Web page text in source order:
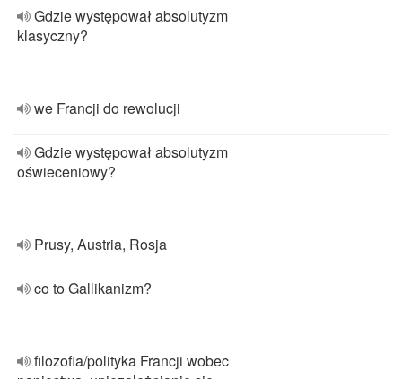
Gdzie występował absolutyzm
klasyczny?
we Francji do rewolucji
Gdzie występował absolutyzm
oświeceniowy?
Prusy, Austria, Rosja
co to Gallikanizm?
filozofia/polityka Francji wobec